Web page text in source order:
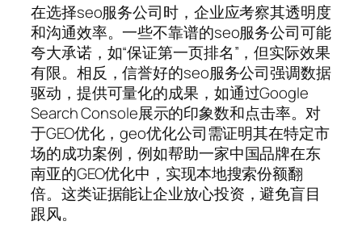
在选择seo服务公司时，企业应考察其透明度
和沟通效率。一些不靠谱的seo服务公司可能
夸大承诺，如“保证第一页排名”，但实际效果
有限。相反，信誉好的seo服务公司强调数据
驱动，提供可量化的成果，如通过Google
Search Console展示的印象数和点击率。对
于GEO优化，geo优化公司需证明其在特定市
场的成功案例，例如帮助一家中国品牌在东
南亚的GEO优化中，实现本地搜索份额翻
倍。这类证据能让企业放心投资，避免盲目
跟风。